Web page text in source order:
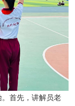
首先，讲解员老